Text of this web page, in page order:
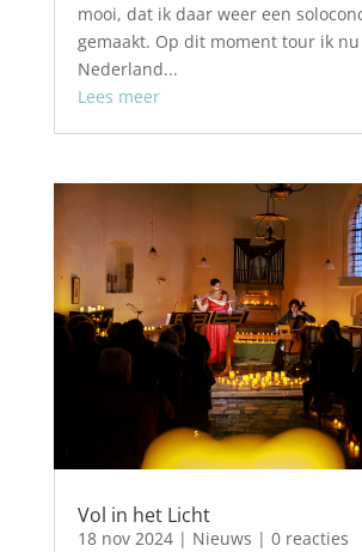
mooi, dat ik daar weer een
gemaakt. Op dit moment tour ik
Nederland...
Lees meer
Vol in het Licht
18 nov 2024| Nieuws | 0 reacties